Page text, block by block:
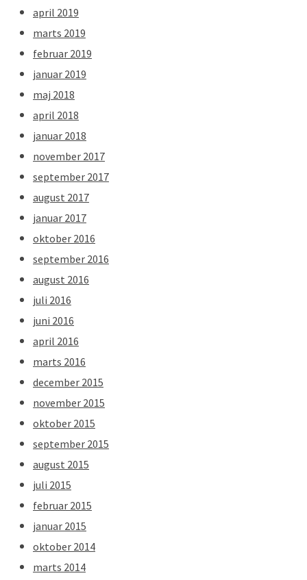
april 2019
marts 2019
februar 2019
januar 2019
maj 2018
april 2018
januar 2018
november 2017
september 2017
august 2017
januar 2017
oktober 2016
september 2016
august 2016
juli 2016
juni 2016
april 2016
marts 2016
december 2015
november 2015
oktober 2015
september 2015
august 2015
juli 2015
februar 2015
januar 2015
oktober 2014
marts 2014